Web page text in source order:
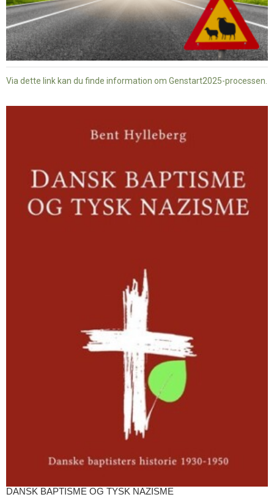
Via dette link kan du finde information om Genstart2025-processen.
DANSK BAPTISME OG TYSK NAZISME